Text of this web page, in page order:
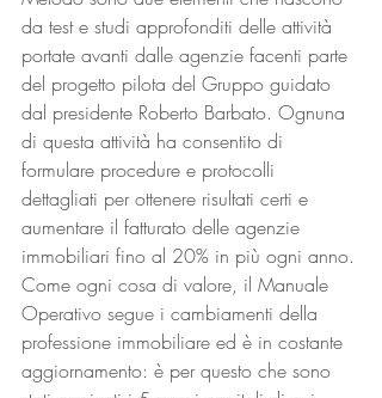
da test e studi approfonditi delle attività
portate avanti dalle agenzie facenti parte
del progetto pilota del Gruppo guidato
dal presidente Roberto Barbato. Ognuna
di questa attività ha consentito di
formulare procedure e protocolli
dettagliati per ottenere risultati certi e
aumentare il fatturato delle agenzie
immobiliari fino al 20% in più ogni anno.
Come ogni cosa di valore, il Manuale
Operativo segue i cambiamenti della
professione immobiliare ed è in costante
aggiornamento: è per questo che sono